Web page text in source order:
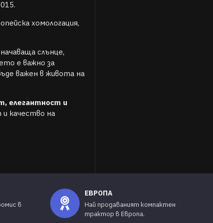
хомологация,
слънце,
е важно за
важен в живота на
елегантност и
качество на
в
ЕВРОПА
Най продаваният компактен
трактор в Европа.